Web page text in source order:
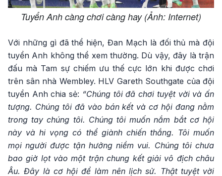
Tuyển Anh càng chơi càng hay (Ảnh: Internet)
Với những gì đã thể hiện, Đan Mạch là đối thủ mà đội
tuyển Anh không thể xem thường. Dù vậy, đây là trận
đấu mà Tam sự chiếm ưu thế cực lớn khi được chơi
trên sân nhà Wembley. HLV Gareth Southgate của đội
tuyển Anh chia sẻ: “Chúng tôi đã chơi tuyệt vời và ấn
tượng. Chúng tôi đã vào bán kết và cơ hội đang nằm
trong tay chúng tôi. Chúng tôi muốn nắm bắt cơ hội
này và hi vọng có thể giành chiến thắng. Tôi muốn
mọi người được tận hưởng niềm vui. Chúng tôi chưa
bao giờ lọt vào một trận chung kết giải vô địch châu
Âu. Đây là cơ hội để làm nên lịch sử. Thật tuyệt vời